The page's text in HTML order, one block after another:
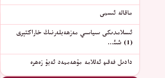
ماقالە ئىسمى
ئىسلامدىكى سىياسىي مەزھەبلەرنىڭ خاراكتېرى
(1) شىئ…
دادىل فەقىھ ئەللامە مۇھەممەد ئەبۇ زەھرە